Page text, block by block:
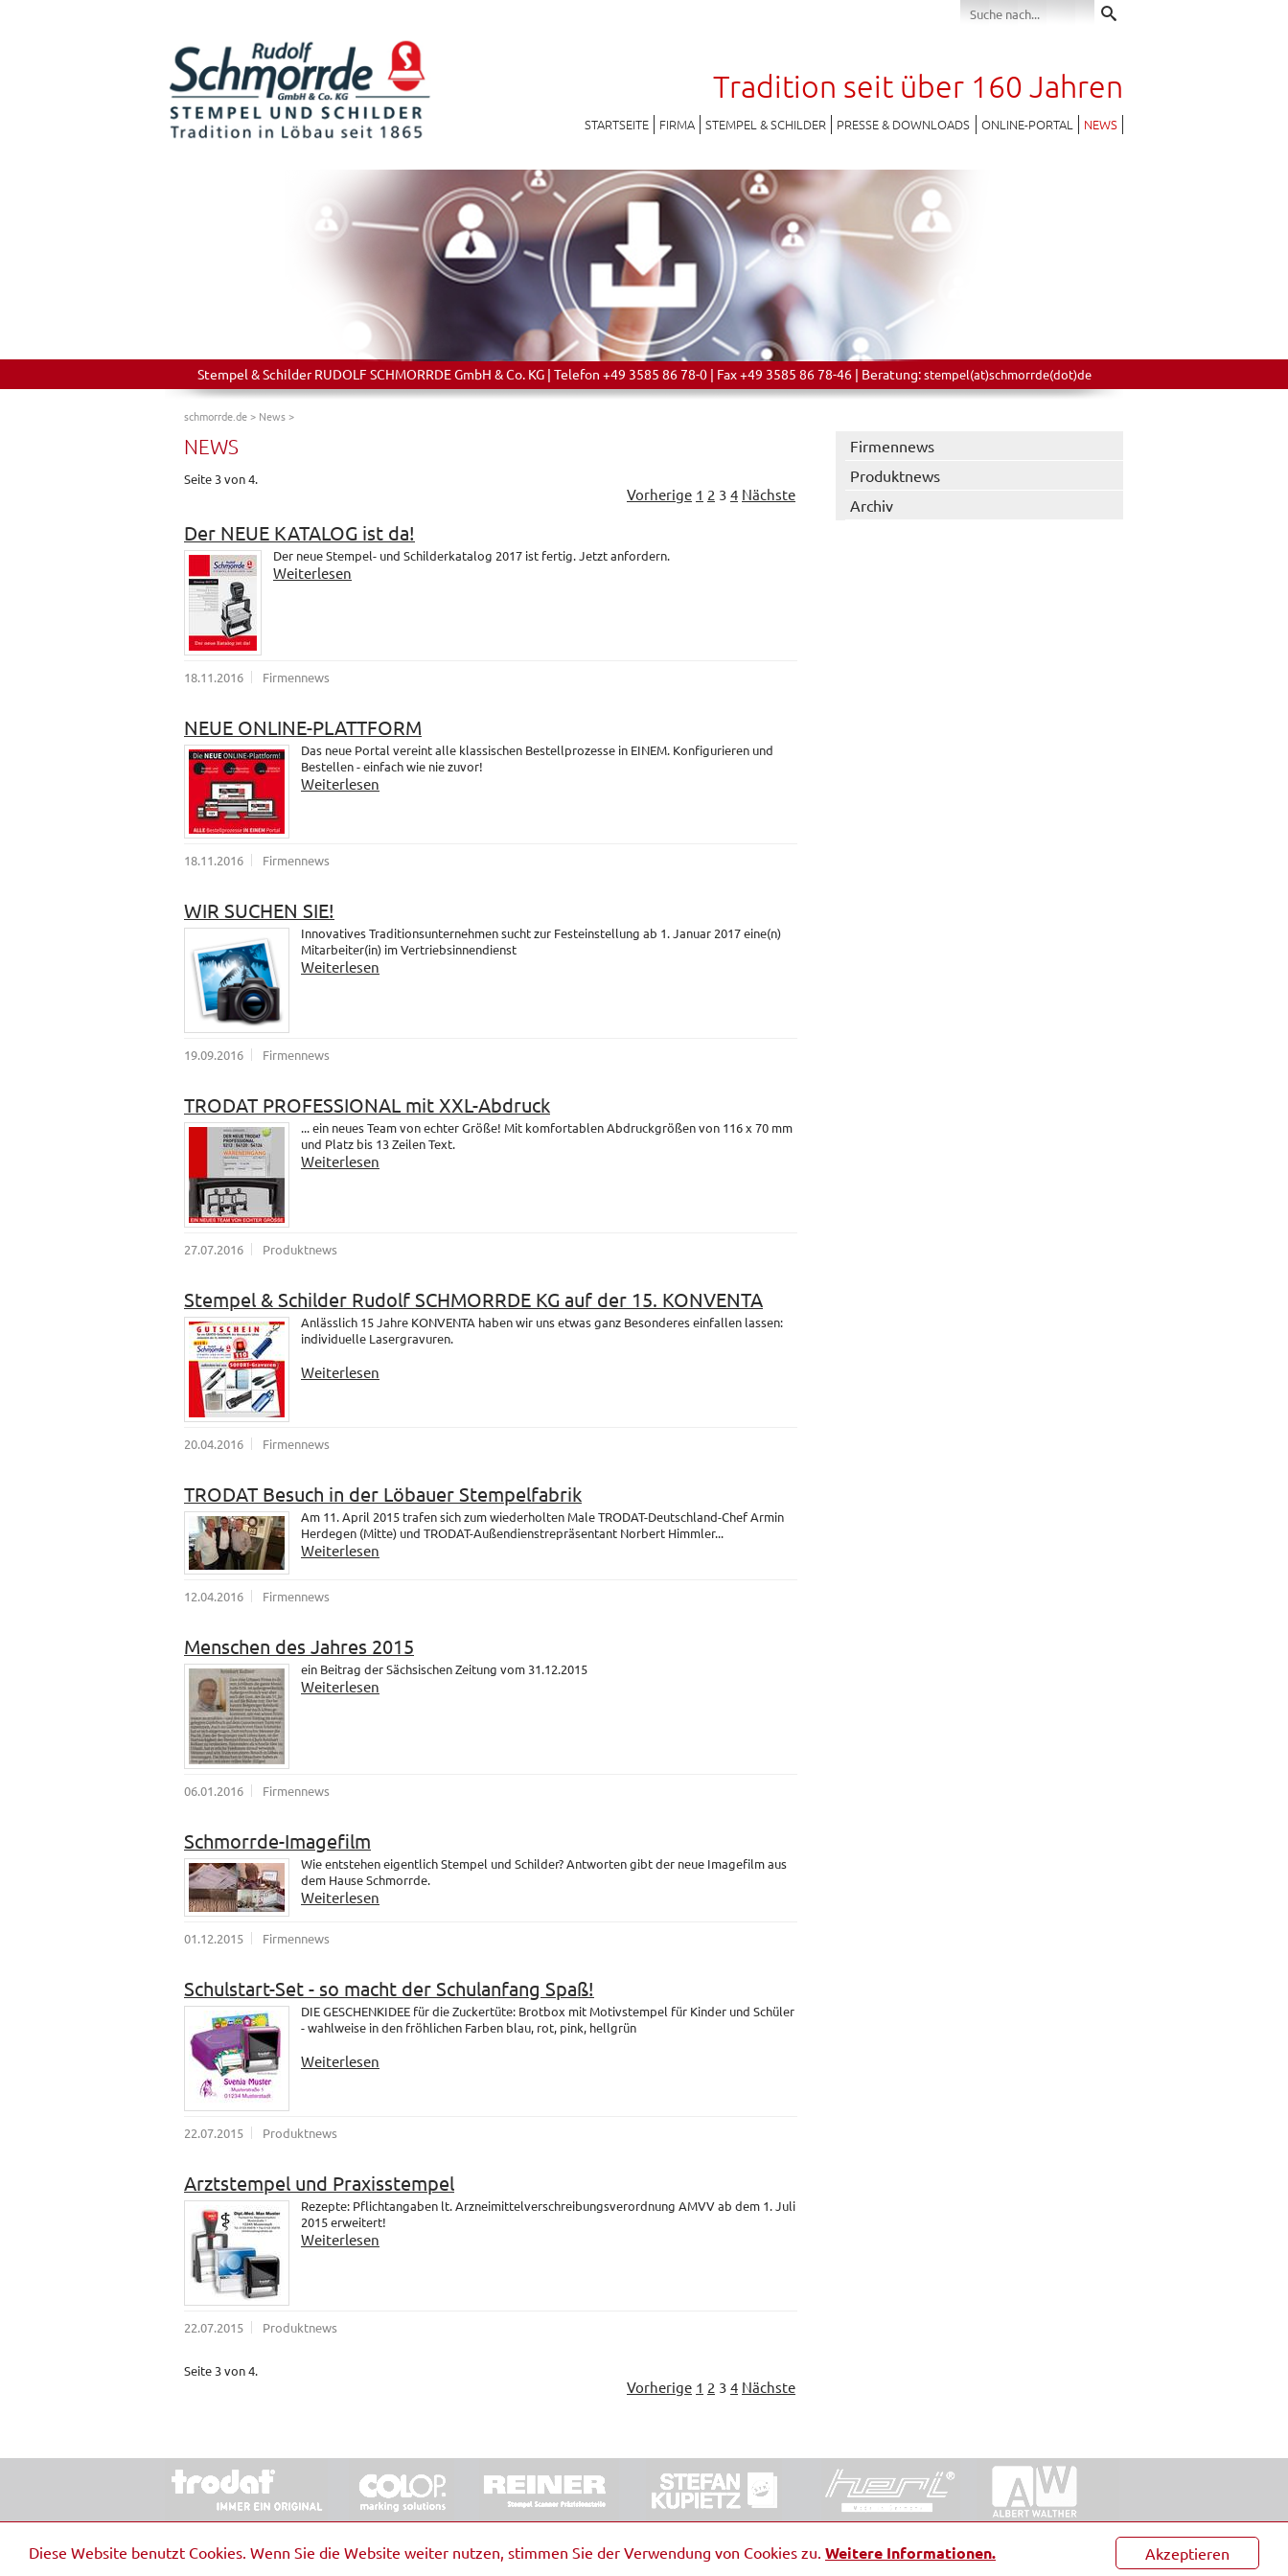
Akzeptieren
Diese Website benutzt Cookies. Wenn Sie die Website weiter nutzen, stimmen Sie der Verwendung von Cookies zu. Weitere Informationen.
Tradition seit über 160 Jahren
STARTSEITE FIRMA STEMPEL & SCHILDER PRESSE & DOWNLOADS ONLINE-PORTAL NEWS
Stempel & Schilder RUDOLF SCHMORRDE GmbH & Co. KG | Telefon +49 3585 86 78-0 | Fax +49 3585 86 78-46 | Beratung:stempel(at)schmorrde(dot)de
schmorrde.de> News>
NEWS
Seite 3 von 4.
Vorherige 1 2 3 4 Nächste
Der NEUE KATALOG ist da!
Der neue Stempel- und Schilderkatalog 2017 ist fertig. Jetzt anfordern.
Weiterlesen
18.11.2016 Firmennews
NEUE ONLINE-PLATTFORM
Das neue Portal vereint alle klassischen Bestellprozesse in EINEM. Konfigurieren und
Bestellen - einfach wie nie zuvor!
Weiterlesen
18.11.2016 Firmennews
WIR SUCHEN SIE!
Innovatives Traditionsunternehmen sucht zur Festeinstellung ab 1. Januar 2017 eine(n)
Mitarbeiter(in) im Vertriebsinnendienst
Weiterlesen
19.09.2016 Firmennews
TRODAT PROFESSIONAL mit XXL-Abdruck
... ein neues Team von echter Größe! Mit komfortablen Abdruckgrößen von 116 x 70 mm
und Platz bis 13 Zeilen Text.
Weiterlesen
27.07.2016 Produktnews
Stempel & Schilder Rudolf SCHMORRDE KG auf der 15. KONVENTA
Anlässlich 15 Jahre KONVENTA haben wir uns etwas ganz Besonderes einfallen lassen:
individuelle Lasergravuren.
Weiterlesen
20.04.2016 Firmennews
TRODAT Besuch in der Löbauer Stempelfabrik
Am 11. April 2015 trafen sich zum wiederholten Male TRODAT-Deutschland-Chef Armin
Herdegen (Mitte) und TRODAT-Außendienstrepräsentant Norbert Himmler...
Weiterlesen
12.04.2016 Firmennews
Menschen des Jahres 2015
ein Beitrag der Sächsischen Zeitung vom 31.12.2015
Weiterlesen
06.01.2016 Firmennews
Schmorrde-Imagefilm
Wie entstehen eigentlich Stempel und Schilder? Antworten gibt der neue Imagefilm aus
dem Hause Schmorrde.
Weiterlesen
01.12.2015 Firmennews
Schulstart-Set - so macht der Schulanfang Spaß!
DIE GESCHENKIDEE für die Zuckertüte: Brotbox mit Motivstempel für Kinder und Schüler
- wahlweise in den fröhlichen Farben blau, rot, pink, hellgrün
Weiterlesen
22.07.2015 Produktnews
Arztstempel und Praxisstempel
Rezepte: Pflichtangaben lt. Arzneimittelverschreibungsverordnung AMVV ab dem 1. Juli
2015 erweitert!
Weiterlesen
22.07.2015 Produktnews
Seite 3 von 4.
Vorherige 1 2 3 4 Nächste
Firmennews
Produktnews
Archiv
© 2026 Stempel & Schilder RUDOLF SCHMORRDE GmbH & Co. KG Impressum Barrierefreiheit Kontakt Datenschutz